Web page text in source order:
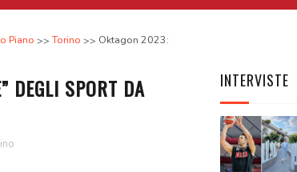
Piano Torino
Oktagon 2023:
DEGLI SPORT DA
INTERVISTE